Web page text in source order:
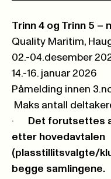
Trinn 4 og Trinn 5 –
Quality Maritim,
02.-04.desember
14.-16. januar 2026
Påmelding innen
Maks antall
·
Det forutsettes
etter hovedavtalen
(plasstillitsvalgte/
begge samlingene.